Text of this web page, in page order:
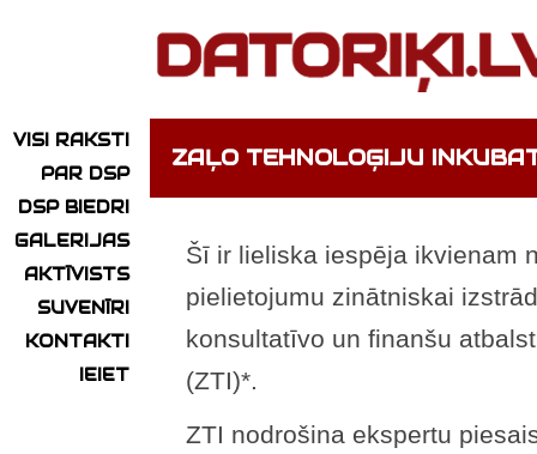
VISI RAKSTI
PAR DSP
DSP BIEDRI
GALERIJAS
AKTĪVISTS
SUVENĪRI
KONTAKTI
IEIET
ZAĻO TEHNOLOĢIJU
Šī ir lieliska iespēja ikvienam
pielietojumu zinātniskai
konsultatīvo un finanšu
(ZTI)*.
ZTI nodrošina ekspertu